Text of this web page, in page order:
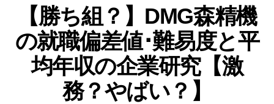
差
値･
難
易
度
と
ゴ
リ
ー
【勝ち組？】DMG森精機
の就職偏差値･難易度と平
均年収の企業研究【激
務？やばい？】